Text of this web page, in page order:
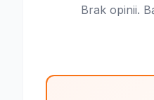
Brak opinii.